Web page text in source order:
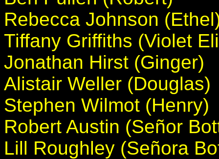
Rebecca Johnson
Tiffany Griffiths (Violet
Jonathan Hirst (Ginger)
Alistair Weller (Douglas)
Stephen Wilmot (Henry)
Robert Austin (Señor
Lill Roughley (Señora